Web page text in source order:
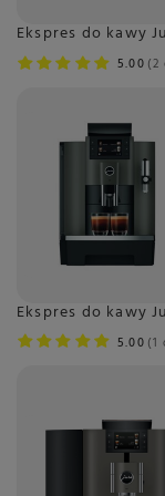
Ekspres do kawy
5.00 2
Ekspres do kawy
5.00 1